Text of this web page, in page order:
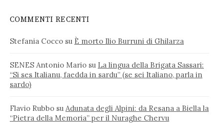
COMMENTI RECENTI
Stefania Cocco su È morto Ilio Burruni di Ghilarza
SENES Antonio Mario su La lingua della Brigata Sassari:
“Si ses Italianu, faedda in sardu” (se sei Italiano, parla in
sardo)
Flavio Rubbo su Adunata degli Alpini: da Resana a Biella la
“Pietra della Memoria” per il Nuraghe Chervu